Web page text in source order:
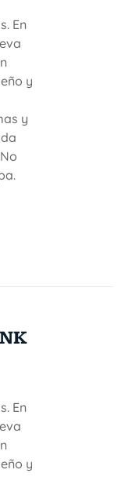
En
y
y
En
y